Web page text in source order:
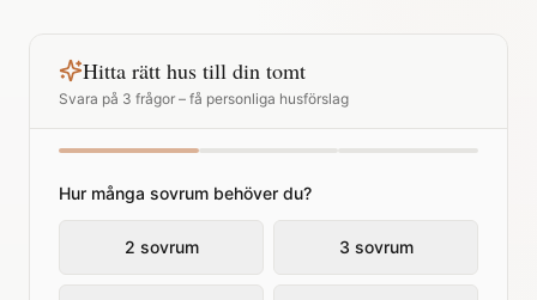
Hitta rätt hus till din tomt
Svara på 3 frågor – få personliga husförslag
Hur många sovrum behöver du?
2 sovrum 3 sovrum